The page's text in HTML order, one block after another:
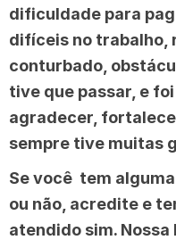
dificuldade para
difíceis no trabalho,
conturbado,
tive que passar, e
agradecer,
sempre tive muitas
Se você tem
ou não, acredite e
atendido sim.